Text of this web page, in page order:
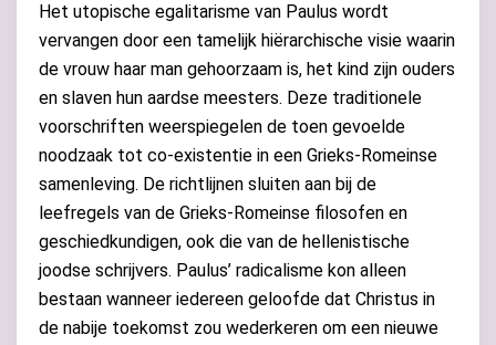
Het utopische egalitarisme van Paulus wordt
vervangen door een tamelijk hiërarchische visie waarin
de vrouw haar man gehoorzaam is, het kind zijn ouders
en slaven hun aardse meesters. Deze traditionele
voorschriften weerspiegelen de toen gevoelde
noodzaak tot co-existentie in een Grieks-Romeinse
samenleving. De richtlijnen sluiten aan bij de
leefregels van de Grieks-Romeinse filosofen en
geschiedkundigen, ook die van de hellenistische
joodse schrijvers. Paulus’ radicalisme kon alleen
bestaan wanneer iedereen geloofde dat Christus in
de nabije toekomst zou wederkeren om een nieuwe